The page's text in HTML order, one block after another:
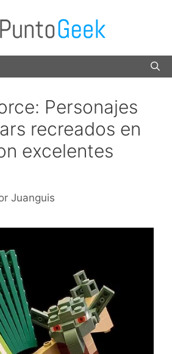
Personajes
recreados en
excelentes
Juanguis